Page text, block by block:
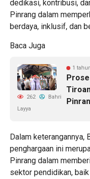
dedikasi, kontribusi,
Pinrang dalam
berdaya, inklusif, dan
Baca Juga
1
262
Bahri
Layya
Dalam keterangannya,
penghargaan ini
Pinrang dalam
sektor pendidikan,